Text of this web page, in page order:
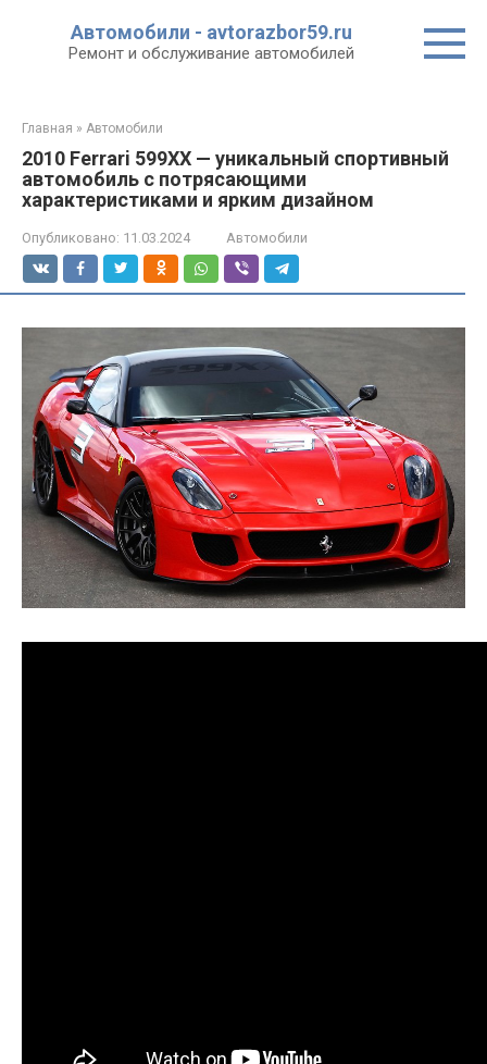
Автомобили - avtorazbor59.ru
Ремонт и обслуживание автомобилей
Главная » Автомобили
2010 Ferrari 599XX — уникальный спортивный
автомобиль с потрясающими
характеристиками и ярким дизайном
Опубликовано: 11.03.2024 Автомобили